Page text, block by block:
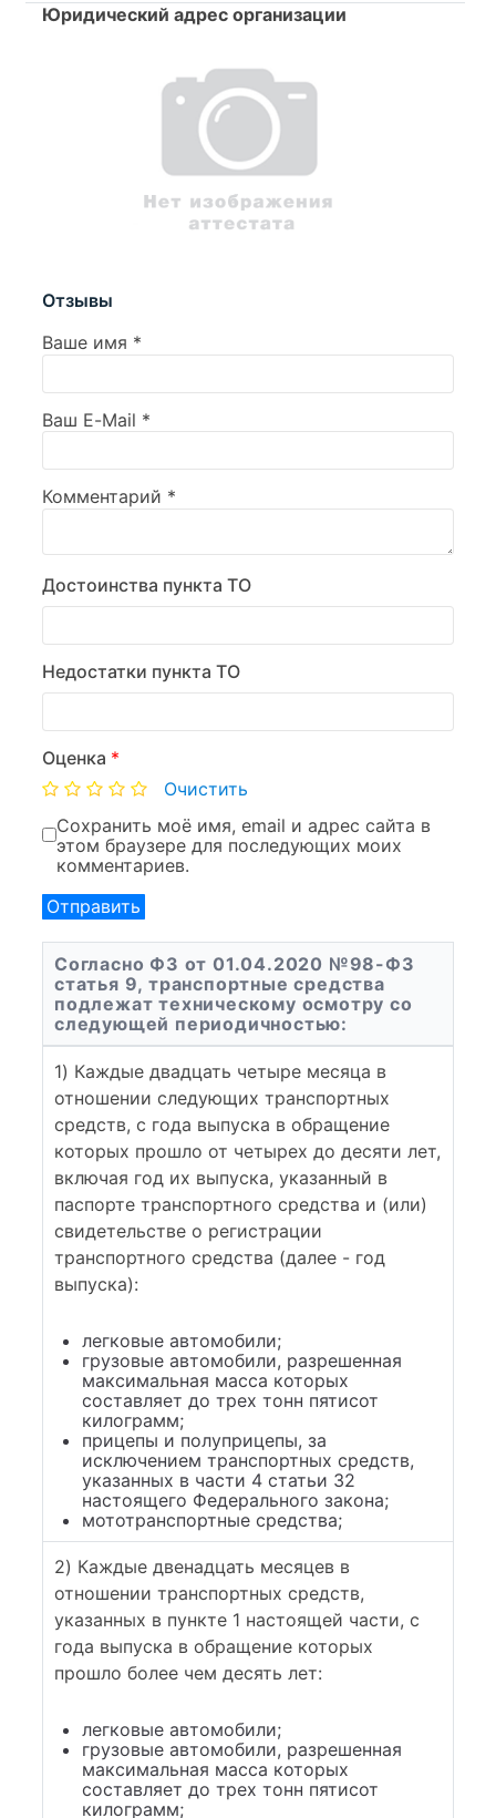
Юридический адрес организации
Отзывы
Ваше имя *
Ваш E-Mail *
Комментарий *
Достоинства пункта ТО
Недостатки пункта ТО
Оценка *
Очистить
Сохранить моё имя, email и адрес сайта в
этом браузере для последующих моих
комментариев.
Согласно ФЗ от 01.04.2020 №98-ФЗ
статья 9, транспортные средства
подлежат техническому осмотру со
следующей периодичностью:
1) Каждые двадцать четыре месяца в
отношении следующих транспортных
средств, с года выпуска в обращение
которых прошло от четырех до десяти лет,
включая год их выпуска, указанный в
паспорте транспортного средства и (или)
свидетельстве о регистрации
транспортного средства (далее - год
выпуска):
легковые автомобили;
грузовые автомобили, разрешенная
максимальная масса которых
составляет до трех тонн пятисот
килограмм;
прицепы и полуприцепы, за
исключением транспортных средств,
указанных в части 4 статьи 32
настоящего Федерального закона;
мототранспортные средства;
2) Каждые двенадцать месяцев в
отношении транспортных средств,
указанных в пункте 1 настоящей части, с
года выпуска в обращение которых
прошло более чем десять лет:
легковые автомобили;
грузовые автомобили, разрешенная
максимальная масса которых
составляет до трех тонн пятисот
килограмм;